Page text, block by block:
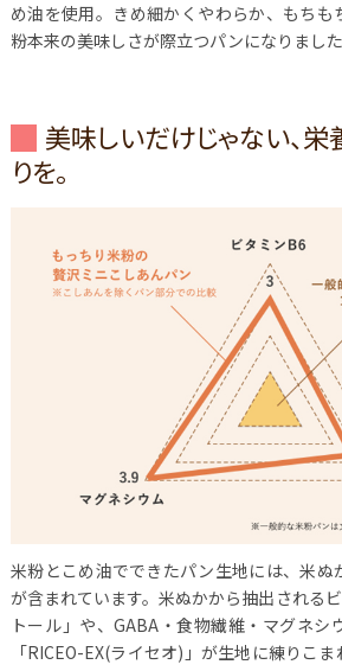
め油を使用。きめ細かくやわらか、もちも
粉本来の美味しさが際立つパンになりました
美味しいだけじゃない、
りを。
米粉とこめ油でできたパン生地には、米ぬ
が含まれています。米ぬかから抽出される
トール」や、GABA・食物繊維・マグネシ
「RICEO-EX(ライセオ)」が生地に練りこ